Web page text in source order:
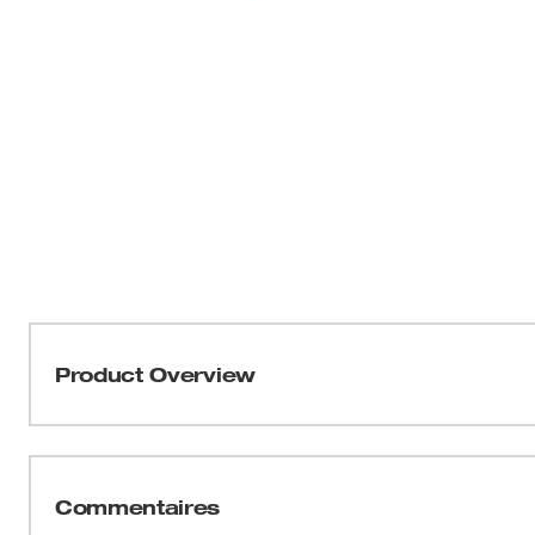
Product Overview
l’industrie. La portée de 18 pi et la rigidité de 15 pi
demander d’aide et d’atteindre encore plus loin sur le
Blade se rétracte en douceur et est dotée d'un
Commentaires